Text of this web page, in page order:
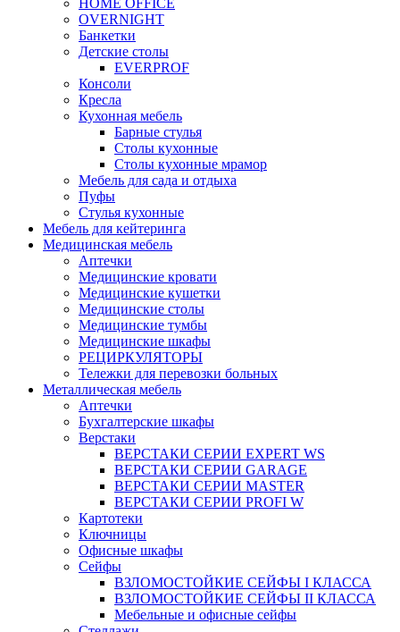
HOME OFFICE
OVERNIGHT
Банкетки
Детские столы
EVERPROF
Консоли
Кресла
Кухонная мебель
Барные стулья
Столы кухонные
Столы кухонные мрамор
Мебель для сада и отдыха
Пуфы
Стулья кухонные
Мебель для кейтеринга
Медицинская мебель
Аптечки
Медицинские кровати
Медицинские кушетки
Медицинские столы
Медицинские тумбы
Медицинские шкафы
РЕЦИРКУЛЯТОРЫ
Тележки для перевозки больных
Металлическая мебель
Аптечки
Бухгалтерские шкафы
Верстаки
ВЕРСТАКИ СЕРИИ EXPERT WS
ВЕРСТАКИ СЕРИИ GARAGE
ВЕРСТАКИ СЕРИИ MASTER
ВЕРСТАКИ СЕРИИ PROFI W
Картотеки
Ключницы
Офисные шкафы
Сейфы
ВЗЛОМОСТОЙКИЕ СЕЙФЫ I КЛАССА
ВЗЛОМОСТОЙКИЕ СЕЙФЫ II КЛАССА
Мебельные и офисные сейфы